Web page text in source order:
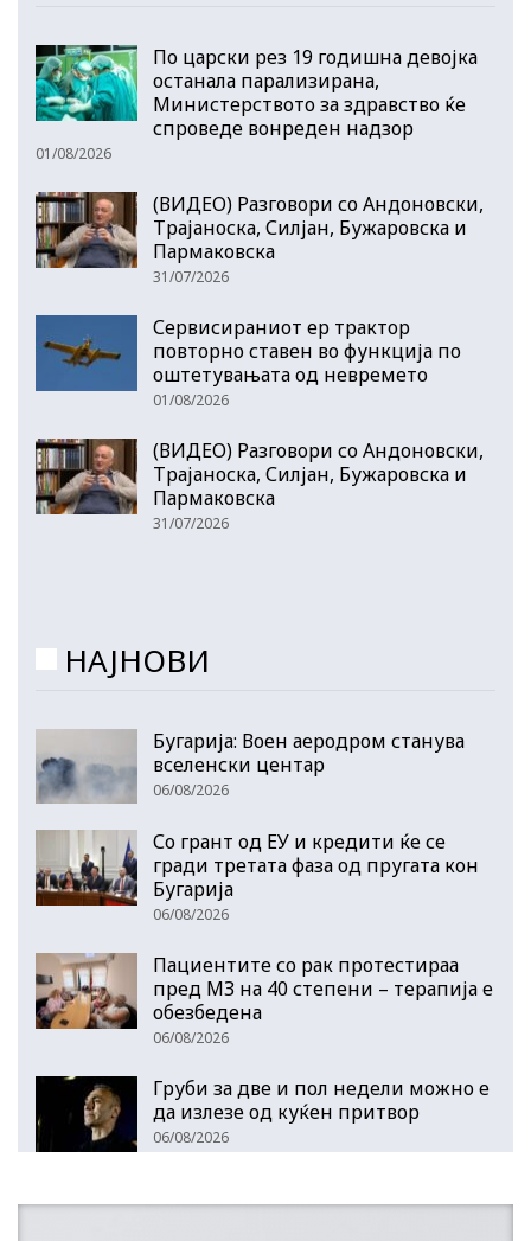
По царски рез 19 годишна девојка
останала парализирана,
Министерството за здравство ќе
спроведе вонреден надзор
01/08/2026
(ВИДЕО) Разговори со Андоновски,
Трајаноска, Силјан, Бужаровска и
Пармаковска
31/07/2026
Сервисираниот ер трактор
повторно ставен во функција по
оштетувањата од невремето
01/08/2026
(ВИДЕО) Разговори со Андоновски,
Трајаноска, Силјан, Бужаровска и
Пармаковска
31/07/2026
НАЈНОВИ
Бугарија: Воен аеродром станува
вселенски центар
06/08/2026
Со грант од ЕУ и кредити ќе се
гради третата фаза од пругата кон
Бугарија
06/08/2026
Пациентите со рак протестираа
пред МЗ на 40 степени – терапија е
обезбедена
06/08/2026
Груби за две и пол недели можно е
да излезе од куќен притвор
06/08/2026